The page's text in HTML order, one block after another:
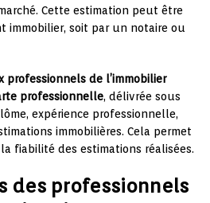
Cette estimation peut être
immobilier, soit par un notaire ou
professionnels de l’immobilier
professionnelle, délivrée sous
expérience professionnelle,
immobilières. Cela permet
fiabilité des estimations réalisées.
des professionnels